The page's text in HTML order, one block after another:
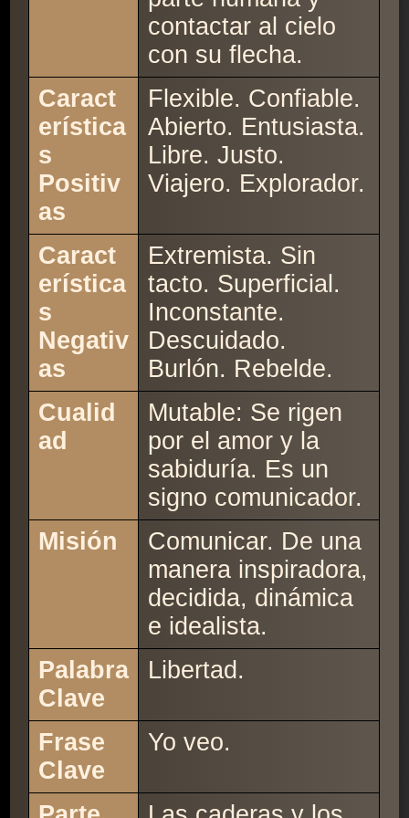
contactar al cielo
con su flecha.
Caract
erística
s
Positiv
as
Flexible. Confiable.
Abierto. Entusiasta.
Libre. Justo.
Viajero. Explorador.
Caract
erística
s
Negativ
as
Extremista. Sin
tacto. Superficial.
Inconstante.
Descuidado.
Burlón. Rebelde.
Cualid
ad
Mutable: Se rigen
por el amor y la
sabiduría. Es un
signo comunicador.
Misión
Comunicar. De una
manera inspiradora,
decidida, dinámica
e idealista.
Palabra
Clave
Libertad.
Frase
Clave
Yo veo.